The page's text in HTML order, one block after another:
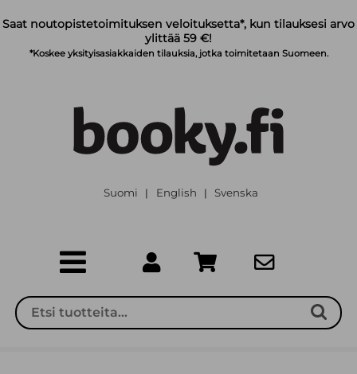
Saat noutopistetoimituksen veloituksetta*, kun tilauksesi arvo
ylittää 59 €!
*Koskee yksityisasiakkaiden tilauksia, jotka toimitetaan Suomeen.
Suomi | English | Svenska